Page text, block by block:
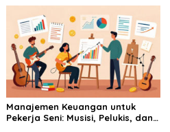
Manajemen Keuangan untuk
Pekerja Seni: Musisi, Pelukis, dan